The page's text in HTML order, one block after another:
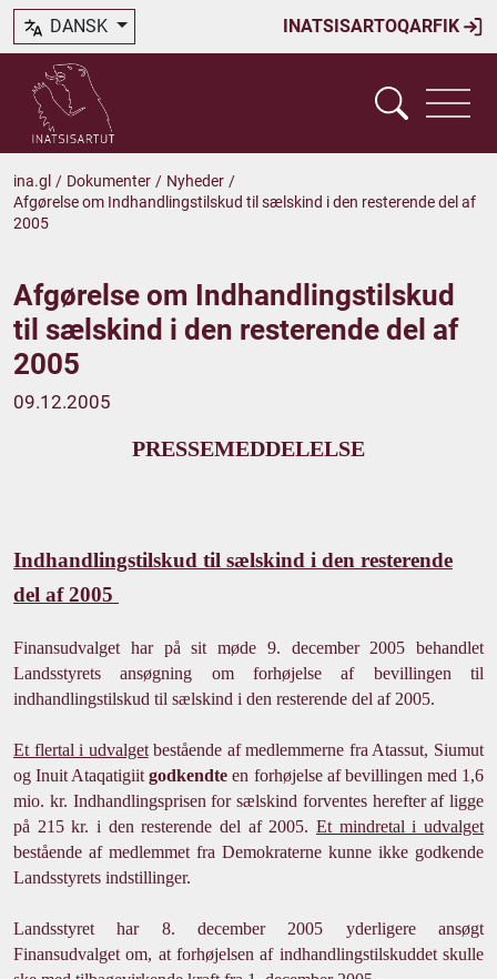
INATSISARTOQARFIK
DANSK
ina.gl / Dokumenter / Nyheder /
Afgørelse om Indhandlingstilskud til sælskind i den resterende del af
2005
Afgørelse om Indhandlingstilskud
til sælskind i den resterende del af
2005
09.12.2005
PRESSEMEDDELELSE
Indhandlingstilskud til sælskind i den resterende
del af 2005
Finansudvalget har på sit møde 9. december 2005 behandlet
Landsstyrets ansøgning om forhøjelse af bevillingen til
indhandlingstilskud til sælskind i den resterende del af 2005.
Et flertal i udvalgetbestående af medlemmerne fra Atassut, Siumut
og Inuit Ataqatigiitgodkendte en forhøjelse af bevillingen med 1,6
mio. kr. Indhandlingsprisen for sælskind forventes herefter af ligge
på 215 kr. i den resterende del af 2005. Et mindretal i udvalget
bestående af medlemmet fra Demokraterne kunne ikke godkende
Landsstyrets indstillinger.
Landsstyret har 8. december 2005 yderligere ansøgt
Finansudvalget om, at forhøjelsen af indhandlingstilskuddet skulle